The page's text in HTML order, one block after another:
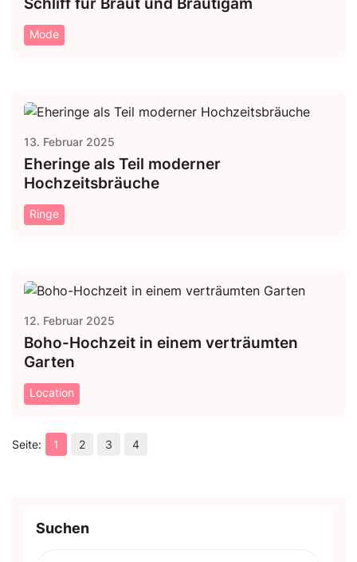
Mode
13. Februar 2025
Eheringe als Teil moderner
Hochzeitsbräuche
Ringe
12. Februar 2025
Boho-Hochzeit in einem verträumten
Garten
Location
1 2 3 4
Suchen